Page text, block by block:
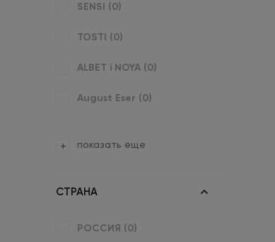
SENSI (0)
TOSTI (0)
ALBET i NOYA (0)
August Eser (0)
показать еще
СТРАНА
РОССИЯ (0)